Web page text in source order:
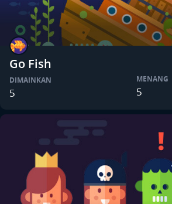
Go Fish
DIMAINKAN
5
MENANG
5